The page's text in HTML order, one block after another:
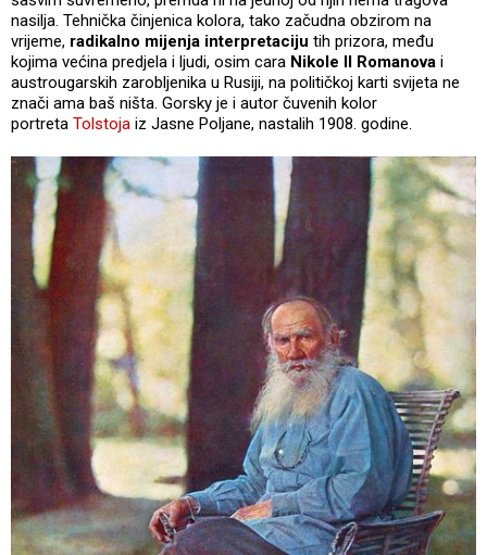
nasilja. Tehnička činjenica kolora, tako začudna obzirom na
vrijeme, radikalno mijenja interpretaciju tih prizora, među
kojima većina predjela i ljudi, osim cara Nikole II Romanova i
austrougarskih zarobljenika u Rusiji, na političkoj karti svijeta ne
znači ama baš ništa. Gorsky je i autor čuvenih kolor
portreta Tolstoja iz Jasne Poljane, nastalih 1908. godine.